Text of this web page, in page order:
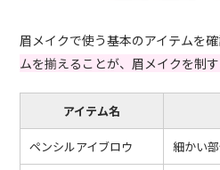
眉メイクで使う基本のアイテムを
ムを揃えることが、眉メイクを制す
アイテム名
ペンシルアイブロウ 細かい